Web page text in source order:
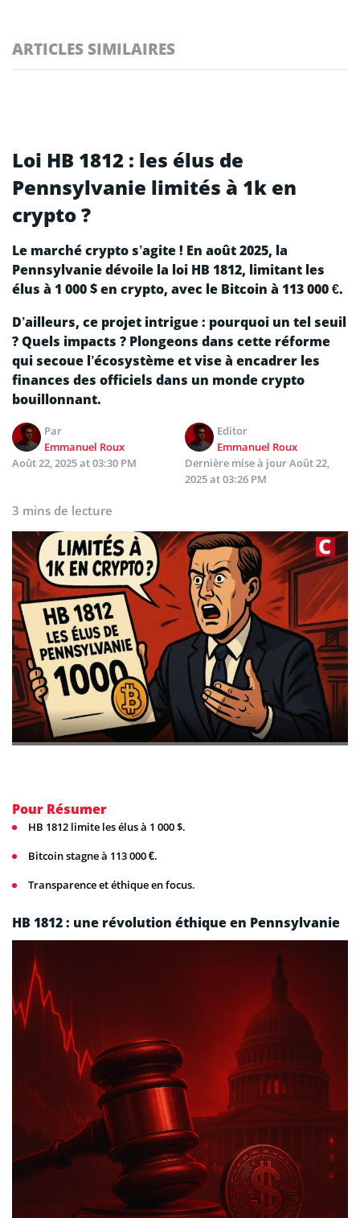
ARTICLES SIMILAIRES
Loi HB 1812 : les élus de
Pennsylvanie limités à 1k en
crypto ?
Le marché crypto s’agite ! En août 2025, la
Pennsylvanie dévoile la loi HB 1812, limitant les
élus à 1 000 $ en crypto, avec le Bitcoin à 113 000 €.
D’ailleurs, ce projet intrigue : pourquoi un tel seuil
? Quels impacts ? Plongeons dans cette réforme
qui secoue l’écosystème et vise à encadrer les
finances des officiels dans un monde crypto
bouillonnant.
Par
Emmanuel Roux
Editor
Emmanuel Roux
Août 22, 2025 at 03:30 PM
Dernière mise à jourAoût 22,
2025 at 03:26 PM
3 mins de lecture
Pour Résumer
HB 1812 limite les élus à 1 000 $.
Bitcoin stagne à 113 000 €.
Transparence et éthique en focus.
HB 1812 : une révolution éthique en Pennsylvanie